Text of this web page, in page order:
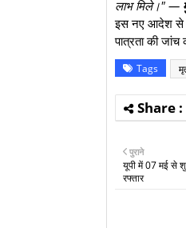
लाभ मिले।" —
​इस नए आदेश से उन
पात्रता की
Tags
पुराने
यूपी में 07 मई से
रफ्तार